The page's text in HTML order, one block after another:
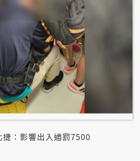
：影響出入通罰7500